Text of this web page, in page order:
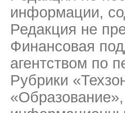
информации,
Редакция не
Финансовая
агентством по
Рубрики